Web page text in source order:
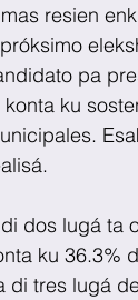
resien
pa
konta ku
dos lugá ta
ku 36.3%
di tres lugá